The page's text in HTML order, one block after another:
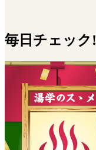
毎日チェック!